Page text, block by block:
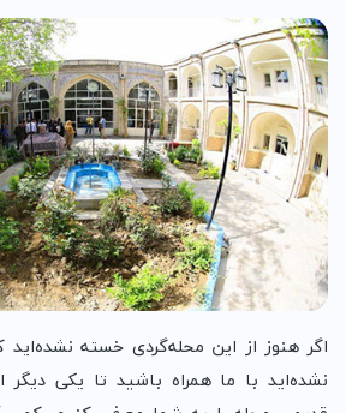
اگر هنوز از این محله‌گردی خسته
نشده‌اید با ما همراه باشید تا یکی